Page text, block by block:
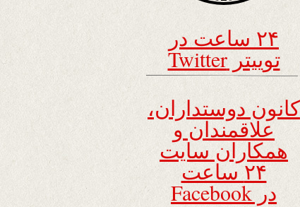
۲۴ ساعت در
توییتر Twitter
کانون دوستداران،
علاقمندان و
همکاران سایت
۲۴ ساعت
در Facebook